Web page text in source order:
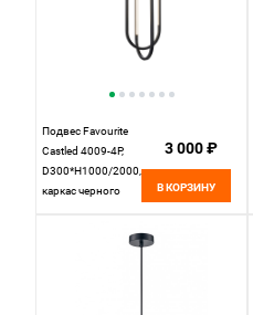
Подвес Favourite
Castled 4009-4P,
D300*H1000/2000,
каркас черного
овальной формы,
3 000 ₽
В КОРЗИНУ